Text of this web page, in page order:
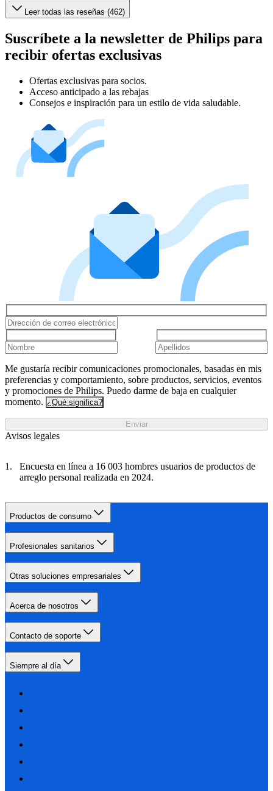
Leer todas las reseñas (462)
Suscríbete a la newsletter de Philips para
recibir ofertas exclusivas
Ofertas exclusivas para socios.
Acceso anticipado a las rebajas
Consejos e inspiración para un estilo de vida saludable.
Me gustaría recibir comunicaciones promocionales, basadas en mis
preferencias y comportamiento, sobre productos, servicios, eventos
y promociones de Philips. Puedo darme de baja en cualquier
momento. ¿Qué significa?
Enviar
Avisos legales
Encuesta en línea a 16 003 hombres usuarios de productos de
arreglo personal realizada en 2024.
Productos de consumo
Profesionales sanitarios
Otras soluciones empresariales
Acerca de nosotros
Contacto de soporte
Siempre al día